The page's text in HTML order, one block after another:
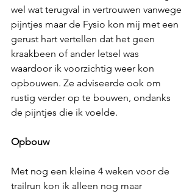
wel wat terugval in vertrouwen vanwege
pijntjes maar de Fysio kon mij met een
gerust hart vertellen dat het geen
kraakbeen of ander letsel was
waardoor ik voorzichtig weer kon
opbouwen. Ze adviseerde ook om
rustig verder op te bouwen, ondanks
de pijntjes die ik voelde.
Opbouw
Met nog een kleine 4 weken voor de
trailrun kon ik alleen nog maar